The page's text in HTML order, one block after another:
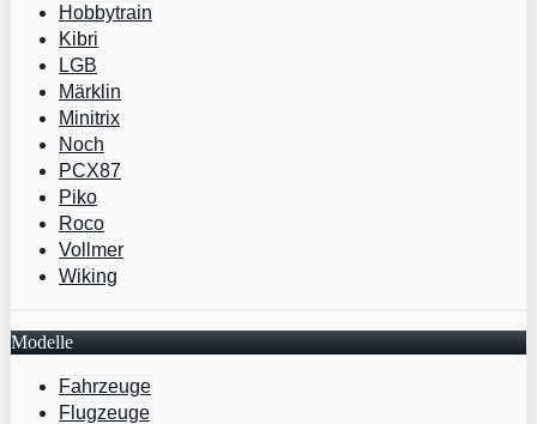
Hobbytrain
Kibri
LGB
Märklin
Minitrix
Noch
PCX87
Piko
Roco
Vollmer
Wiking
Modelle
Fahrzeuge
Flugzeuge